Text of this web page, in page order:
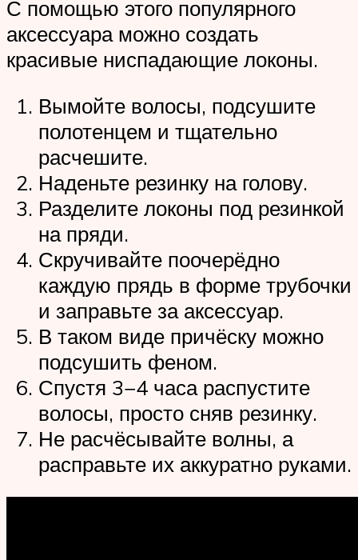
С помощью этого популярного
аксессуара можно создать
красивые ниспадающие локоны.
Вымойте волосы, подсушите
полотенцем и тщательно
расчешите.
Наденьте резинку на голову.
Разделите локоны под резинкой
на пряди.
Скручивайте поочерёдно
каждую прядь в форме трубочки
и заправьте за аксессуар.
В таком виде причёску можно
подсушить феном.
Спустя 3−4 часа распустите
волосы, просто сняв резинку.
Не расчёсывайте волны, а
расправьте их аккуратно руками.